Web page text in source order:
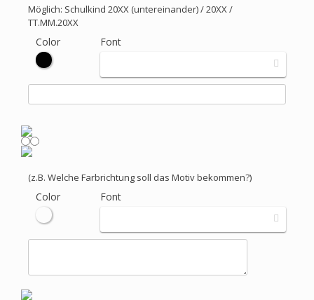
Möglich: Schulkind 20XX (untereinander) / 20XX /
TT.MM.20XX
Color Font
(z.B. Welche Farbrichtung soll das Motiv bekommen?)
Color Font